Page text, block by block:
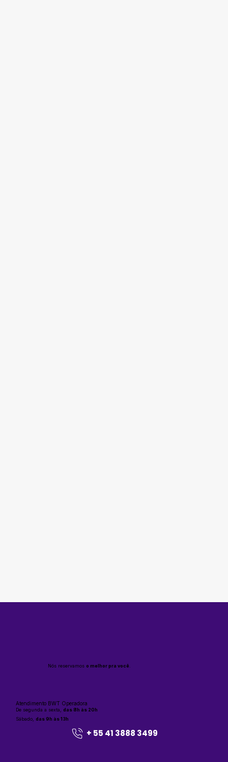
Nós reservamoso melhor pra você.
Atendimento BWT Operadora
De segunda a sexta,das 8h às 20h
Sábado,das 9h às 13h
+ 55 41 3888 3499